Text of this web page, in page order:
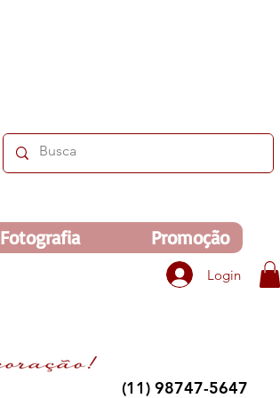
Fotografia Promoção
Login
(11) 98747-5647